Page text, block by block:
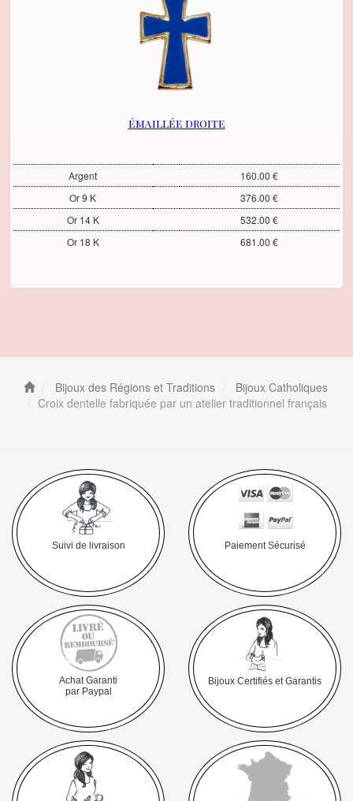
émaillée droite
Argent
160.00 €
Or 9 K
376.00 €
Or 14 K
532.00 €
Or 18 K
681.00 €
Bijoux des Régions et Traditions
Bijoux Catholiques
Croix dentelle fabriquée par un atelier traditionnel français
Suivi de livraison Paiement Sécurisé
Achat Garanti
par Paypal
Bijoux Certifiés et Garantis